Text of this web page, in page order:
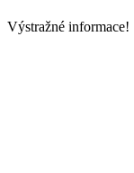
Výstražné informace!